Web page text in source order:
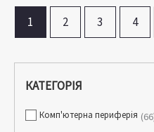
КАТЕГОРІЯ
Комп'ютерна периферія 66
1 2 3 4